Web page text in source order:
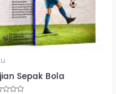
Sepak Bola